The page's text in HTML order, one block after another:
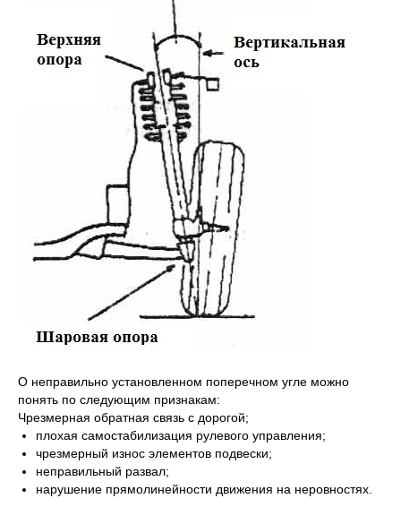
О неправильно установленном поперечном угле можно
понять по следующим признакам:
Чрезмерная обратная связь с дорогой;
плохая самостабилизация рулевого управления;
чрезмерный износ элементов подвески;
неправильный развал;
нарушение прямолинейности движения на неровностях.